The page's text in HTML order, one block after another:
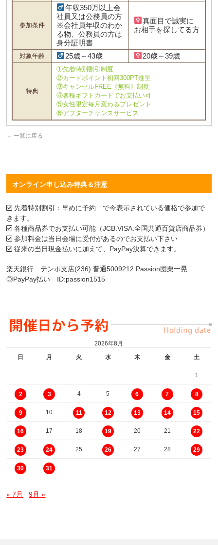
参加条件
年収350万以上会
社員又は公務員の方
※会社員年収のわか
る物、公務員の方は
身分証明書
真面目で誠実に
お相手を探してる方
対象年齢 25歳～43歳 20歳～39歳
特典
①先着特別割引制度
②カードポイント初回300PT進呈
③キャンセルFREE《無料》制度
④各種ギフトカードでお支払い可
⑤女性限定毎月変わるプレゼント
⑥アフターチャンスサービス
← 一覧に戻る
オンライン申し込み特典＆注意
先着特別割引：早めに予約 で今表示されている価格で参加で
きます。
各種商品券でお支払い可能（JCB.VISA.全国共通百貨店商品券）
参加料金は当日会場に受付があるのでお支払い下さい
従来の当日現金払いに加えて、PayPay決算できます。
楽天銀行 テンポ支店(236) 普通5009212 Passion団栗一晃
◎PayPay払い ID:passion1515
2026年8月
日
月 火 水 木 金 土
1
2 3 4 5 6 7 8
9 10 11 12 13 14 15
16 17 18 19 20 21 22
23 24 25 26 27 28 29
30 31
« 7月 9月 »